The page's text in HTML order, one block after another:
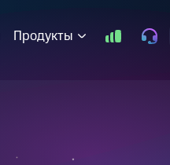
Продукты